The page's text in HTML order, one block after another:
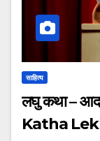
साहित्य
लघु कथा –
Katha